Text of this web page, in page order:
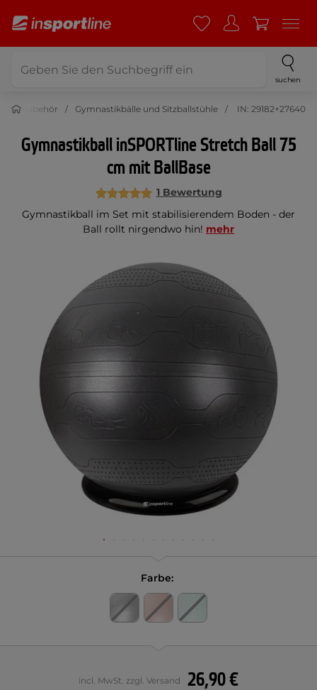
suchen
Zubehör Gymnastikbälle und Sitzballstühle IN: 29182+27640
Gymnastikball inSPORTline Stretch Ball 75
cm mit BallBase
1 Bewertung
Gymnastikball im Set mit stabilisierendem Boden - der
Ball rollt nirgendwo hin! mehr
Farbe:
26,90 €
incl. MwSt. zzgl. Versand